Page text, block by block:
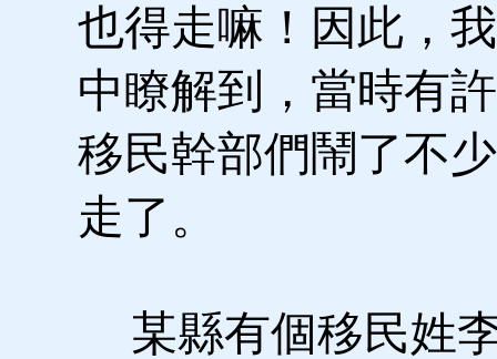
也得走嘛！因此，
中瞭解到，當時有
移民幹部們鬧了不
走了。
某縣有個移民姓